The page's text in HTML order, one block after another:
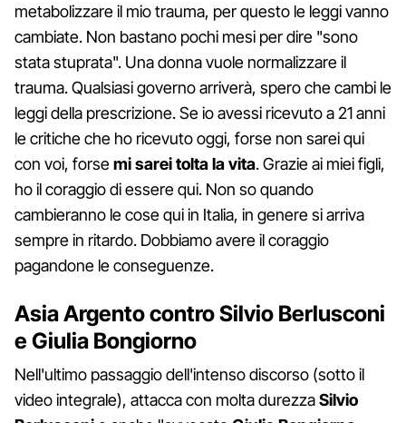
metabolizzare il mio trauma, per questo le leggi vanno
cambiate. Non bastano pochi mesi per dire "sono
stata stuprata". Una donna vuole normalizzare il
trauma. Qualsiasi governo arriverà, spero che cambi le
leggi della prescrizione. Se io avessi ricevuto a 21 anni
le critiche che ho ricevuto oggi, forse non sarei qui
con voi, forsemi sarei tolta la vita. Grazie ai miei figli,
ho il coraggio di essere qui. Non so quando
cambieranno le cose qui in Italia, in genere si arriva
sempre in ritardo. Dobbiamo avere il coraggio
pagandone le conseguenze.
Asia Argento contro Silvio Berlusconi
e Giulia Bongiorno
Nell'ultimo passaggio dell'intenso discorso (sotto il
video integrale), attacca con molta durezzaSilvio